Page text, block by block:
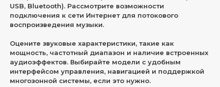
USB, Bluetooth). Рассмотрите возможности
подключения к сети Интернет для потокового
воспроизведения музыки.
Оцените звуковые характеристики, такие как
мощность, частотный диапазон и наличие встроенных
аудиоэффектов. Выбирайте модели с удобным
интерфейсом управления, навигацией и поддержкой
многозонной системы, если это нужно.